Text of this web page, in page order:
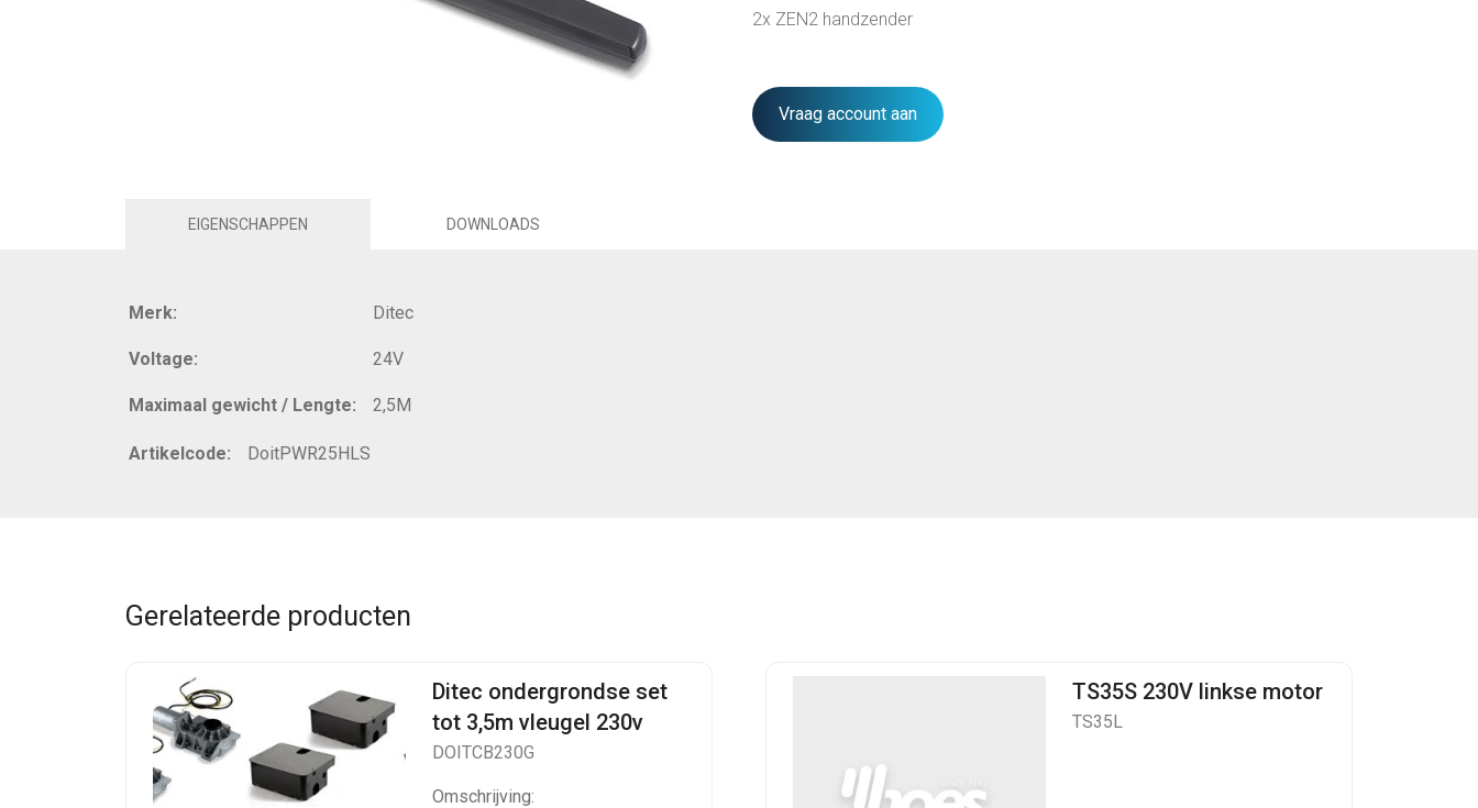
2x ZEN2 handzender
Vraag account aan
EIGENSCHAPPEN DOWNLOADS
Merk: Ditec
Voltage: 24V
Maximaal gewicht / Lengte: 2,5M
Artikelcode: DoitPWR25HLS
Gerelateerde producten
Ditec ondergrondse set
tot 3,5m vleugel 230v
DOITCB230G
Omschrijving:
TS35S 230V linkse motor
TS35L